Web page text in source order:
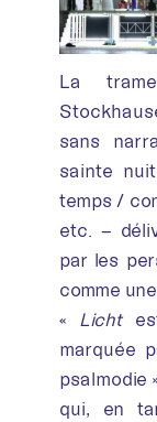
La
sans
sainte
temps /
etc. –
par les
comme
« Lichtest
marquée
psalmodie
qui, en